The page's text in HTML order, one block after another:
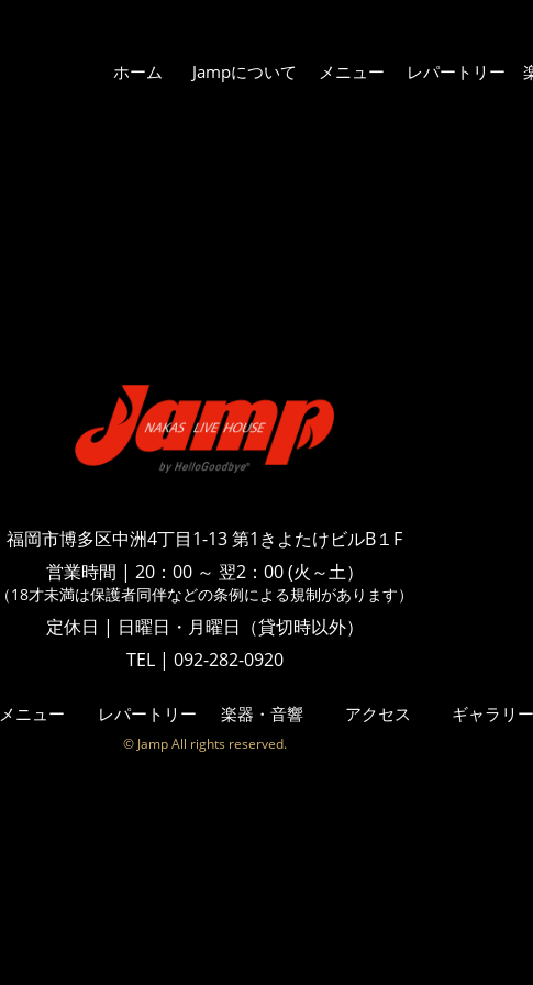
ホーム Jampについて メニュー レパートリー
福岡市博多区中洲4丁目1-13第1きよたけビルB１F
営業時間 | 20：00 ～ 翌2：00 (火～土）
（18才未満は保護者同伴などの条例による規制があります）
定休日 | 日曜日・月曜日（貸切時以外）
TEL | 092-282-0920
メニュー レパートリー 楽器・音響 アクセス ギャラリー
© Jamp All rights reserved.